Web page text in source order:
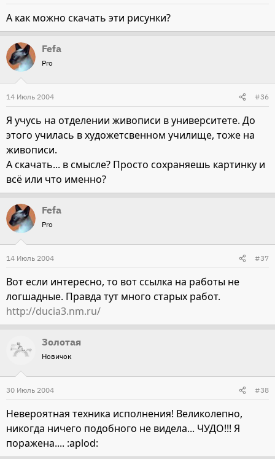
А как можно скачать эти рисунки?
Fefa
Pro
14 Июль 2004 #36
Я учусь на отделении живописи в университете. До
этого училась в художетсвенном училище, тоже на
живописи.
А скачать... в смысле? Просто сохраняешь картинку и
всё или что именно?
Fefa
Pro
14 Июль 2004 #37
Вот если интересно, то вот ссылка на работы не
логшадные. Правда тут много старых работ.
http://ducia3.nm.ru/
Золотая
Новичок
30 Июль 2004 #38
Невероятная техника исполнения! Великолепно,
никогда ничего подобного не видела... ЧУДО!!! Я
поражена.... :aplod: